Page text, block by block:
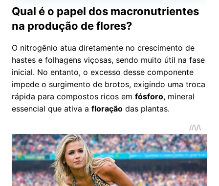
Qual é o papel dos macronutrientes
na produção de flores?
O nitrogênio atua diretamente no crescimento de
hastes e folhagens viçosas, sendo muito útil na fase
inicial. No entanto, o excesso desse componente
impede o surgimento de brotos, exigindo uma troca
rápida para compostos ricos em fósforo, mineral
essencial que ativa a floração das plantas.